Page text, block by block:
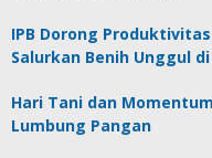
IPB Dorong
Salurkan Benih Unggul
Hari Tani dan
Lumbung Pangan